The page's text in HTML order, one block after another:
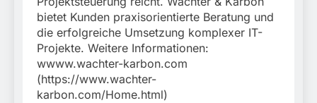
bietet Kunden praxisorientierte Beratung und
die erfolgreiche Umsetzung komplexer IT-
Projekte. Weitere Informationen:
wwww.wachter-karbon.com
(https://www.wachter-
karbon.com/Home.html)